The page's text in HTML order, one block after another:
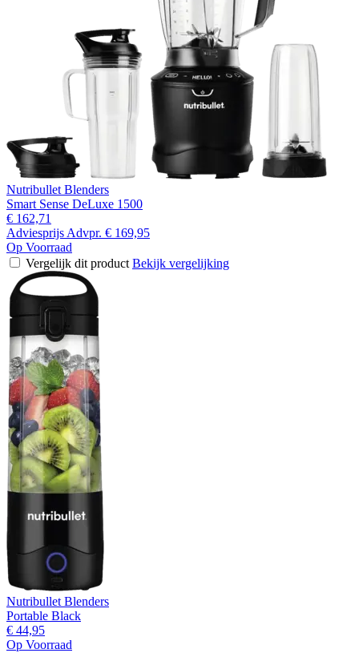
Nutribullet Blenders
Smart Sense DeLuxe 1500
€ 162,71
Adviesprijs Advpr. € 169,95
Op Voorraad
Vergelijk dit product Bekijk vergelijking
Nutribullet Blenders
Portable Black
€ 44,95
Op Voorraad